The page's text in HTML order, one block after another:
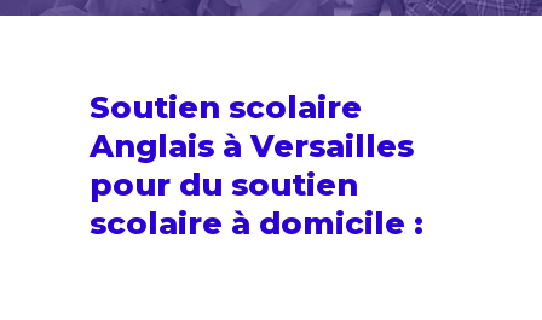
Soutien scolaire
Anglais à Versailles
pour du soutien
scolaire à domicile :